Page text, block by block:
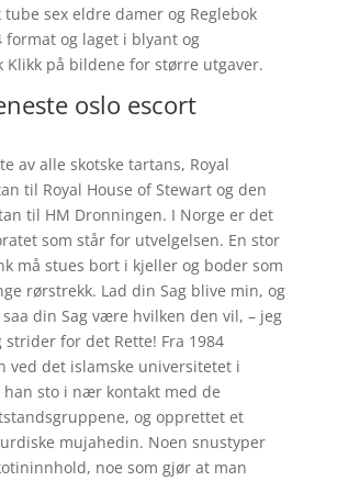
tube sex eldre damer og Reglebok
format og laget i blyant og
Klikk på bildene for større utgaver.
oslo escort
av alle skotske tartans, Royal
til Royal House of Stewart og den
til HM Dronningen. I Norge er det
som står for utvelgelsen. En stor
må stues bort i kjeller og boder som
rørstrekk. Lad din Sag blive min, og
saa din Sag være hvilken den vil, – jeg
strider for det Rette! Fra 1984
ved det islamske universitetet i
han sto i nær kontakt med de
og opprettet et
mujahedin. Noen snustyper
noe som gjør at man